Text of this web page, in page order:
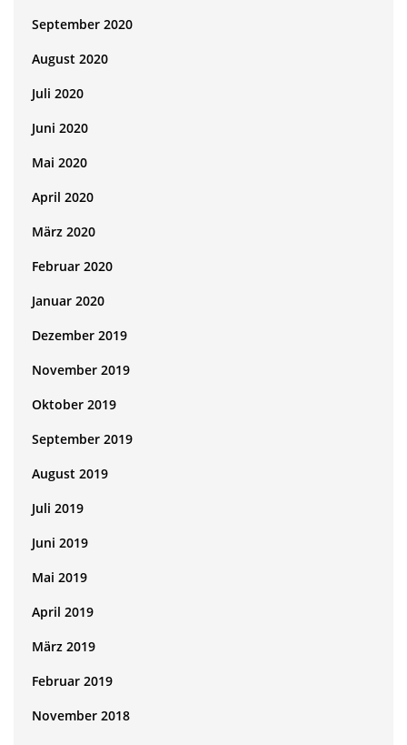
September 2020
August 2020
Juli 2020
Juni 2020
Mai 2020
April 2020
März 2020
Februar 2020
Januar 2020
Dezember 2019
November 2019
Oktober 2019
September 2019
August 2019
Juli 2019
Juni 2019
Mai 2019
April 2019
März 2019
Februar 2019
November 2018